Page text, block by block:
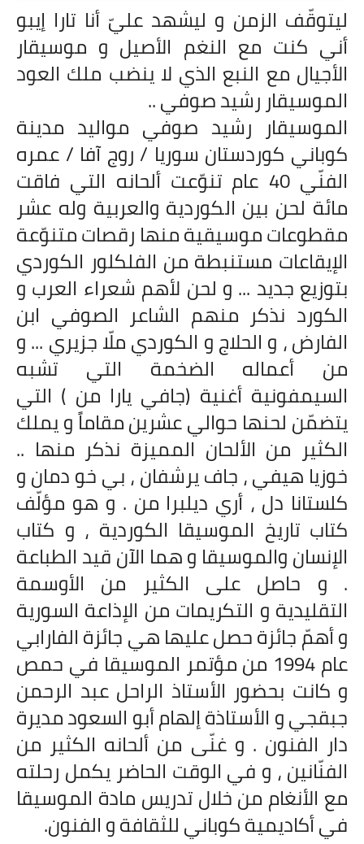
ليتوقّف الزمن و ليشهد عليّ أنا تارا إيبو
أني كنت مع النغم الأصيل و موسيقار
الأجيال مع النبع الذي لا ينضب ملك العود
الموسيقار رشيد صوفي ..
الموسيقار رشيد صوفي مواليد مدينة
كوباني كوردستان سوريا / روج آفا / عمره
الفنّي 40 عام تنوّعت ألحانه التي فاقت
مائة لحن بين الكوردية والعربية وله عشر
مقطوعات موسيقية منها رقصات متنوّعة
الإيقاعات مستنبطة من الفلكلور الكوردي
بتوزيع جديد ... و لحن لأهم شعراء العرب و
الكورد نذكر منهم الشاعر الصوفي ابن
الفارض ، و الحلاج و الكوردي ملّا جزيري ... و
من أعماله الضخمة التي تشبه
السيمفونية أغنية (جافي يارا من ) التي
يتضمّن لحنها حوالي عشرين مقاماً و يملك
الكثير من الألحان المميزة نذكر منها ..
خوزيا هيفي ، جاف يرشفان ، بي خو دمان و
كلستانا دل ، أري ديلبرا من . و هو مؤلّف
كتاب تاريخ الموسيقا الكوردية ، و كتاب
الإنسان والموسيقا و هما الآن قيد الطباعة
. و حاصل على الكثير من الأوسمة
التقليدية و التكريمات من الإذاعة السورية
و أهمّ جائزة حصل عليها هي جائزة الفارابي
عام 1994 من مؤتمر الموسيقا في حمص
و كانت بحضور الأستاذ الراحل عبد الرحمن
جبقجي و الأستاذة إلهام أبو السعود مديرة
دار الفنون . و غنّى من ألحانه الكثير من
الفنّانين ، و في الوقت الحاضر يكمل رحلته
مع الأنغام من خلال تدريس مادة الموسيقا
في أكاديمية كوباني للثقافة و الفنون.